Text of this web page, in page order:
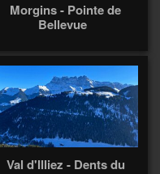
Morgins - Pointe de
Bellevue
Val d'Illiez - Dents du